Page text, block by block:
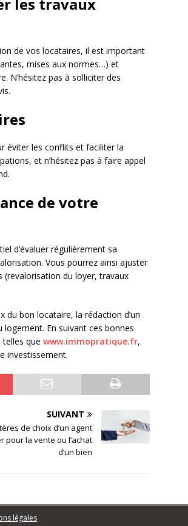
les travaux
de vos locataires, il est important
mises aux normes…) et
N’hésitez pas à solliciter des
éviter les conflits et faciliter la
et n’hésitez pas à faire appel
de votre
d’évaluer régulièrement sa
Vous pourrez ainsi ajuster
(revalorisation du loyer, travaux
du bon locataire, la rédaction d’un
logement. En suivant ces bonnes
que www.immopratique.fr,
investissement.
SUIVANT
de choix d’un agent
pour la vente ou l’achat
d’un bien
légales